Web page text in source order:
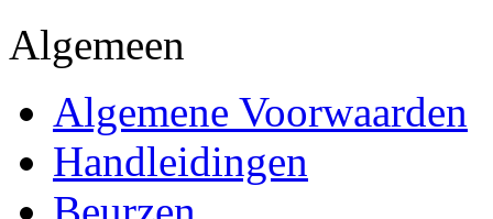
Algemeen
Algemene Voorwaarden
Handleidingen